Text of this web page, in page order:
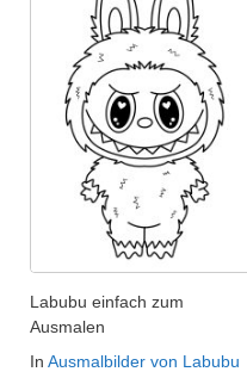
Labubu einfach zum
Ausmalen
In Ausmalbilder von Labubu